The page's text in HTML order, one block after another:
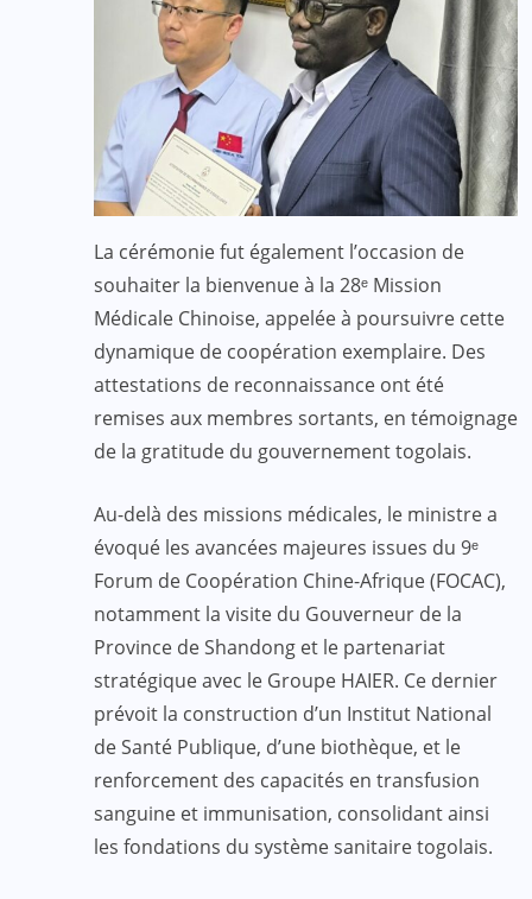
La cérémonie fut également l’occasion de
souhaiter la bienvenue à la 28ᵉ Mission
Médicale Chinoise, appelée à poursuivre cette
dynamique de coopération exemplaire. Des
attestations de reconnaissance ont été
remises aux membres sortants, en témoignage
de la gratitude du gouvernement togolais.
Au-delà des missions médicales, le ministre a
évoqué les avancées majeures issues du 9ᵉ
Forum de Coopération Chine-Afrique (FOCAC),
notamment la visite du Gouverneur de la
Province de Shandong et le partenariat
stratégique avec le Groupe HAIER. Ce dernier
prévoit la construction d’un Institut National
de Santé Publique, d’une biothèque, et le
renforcement des capacités en transfusion
sanguine et immunisation, consolidant ainsi
les fondations du système sanitaire togolais.